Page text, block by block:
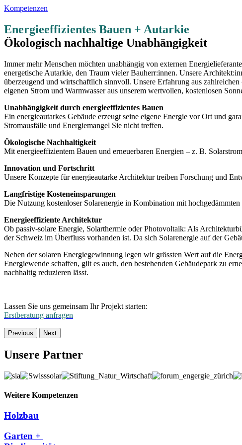
Kompetenzen
Energieeffizientes Bauen + Autarkie
Ökologisch nachhaltige Unabhängigkeit
Immer mehr Menschen möchten unabhängig von externen
energetische Autarkie, den Traum vieler Bauherr:innen. Unsere
überzeugend und wirtschaftlich sinnvoll. Unsere Erfahrung aus
eigenen Strom und Warmwasser aus unserem wertvollen, kostenlosen
Unabhängigkeit durch energieeffizientes Bauen
Ein energieautarkes Gebäude erzeugt seine eigene Energie vor Ort und
Stromausfälle und Energiemangel Sie nicht treffen.
Ökologische Nachhaltigkeit
Mit energieeffizientem Bauen und erneuerbaren Energien – z. B.
Innovation und Fortschritt
Unsere Konzepte für energieautarke Architektur treiben Forschung und
Langfristige Kosteneinsparungen
Die Nutzung kostenloser Solarenergie in Kombination mit
Energieeffiziente Architektur
Ob passiv-solare Energie, Solarthermie oder Photovoltaik: Als
der Schweiz im Überfluss vorhanden ist. Da sich Solarenergie auf der
Neben der solaren Energiegewinnung legen wir grössten Wert auf die
Energiewende schaffen, gilt es auch, den bestehenden Gebäudepark zu
nachhaltig reduzieren lässt.
Lassen Sie uns gemeinsam Ihr Projekt starten:
Erstberatung anfragen
Previous Next
Unsere Partner
Weitere Kompetenzen
Holzbau
Garten +